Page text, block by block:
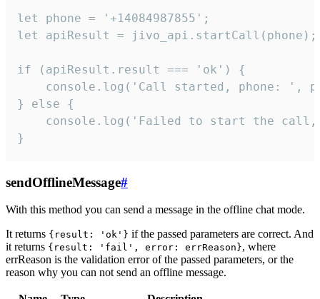
let phone = '+14084987855';
let apiResult = jivo_api.startCall(phone);
if (apiResult.result === 'ok') {
console.log('Call started, phone: ',
} else {
console.log('Failed to start the
}
sendOfflineMessage#
With this method you can send a message in the offline chat mode.
It returns {result: 'ok'} if the passed parameters are correct. And
it returns {result: 'fail', error: errReason}, where
errReason is the validation error of the passed parameters, or the
reason why you can not send an offline message.